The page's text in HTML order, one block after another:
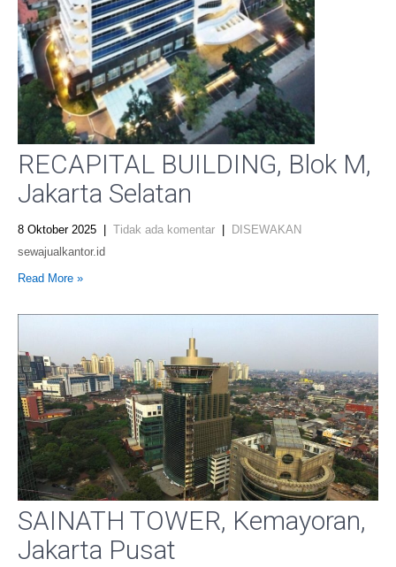
RECAPITAL BUILDING, Blok M,
Jakarta Selatan
8 Oktober 2025 Tidak ada komentar
DISEWAKAN
sewajualkantor.id
Read More »
SAINATH TOWER, Kemayoran,
Jakarta Pusat